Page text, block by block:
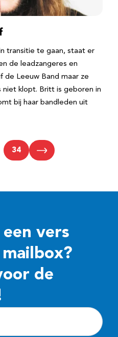
transitie te gaan, staat er
de leadzangeres en
de Leeuw Band maar ze
klopt. Britt is geboren in
bij haar bandleden uit
34
vers
de